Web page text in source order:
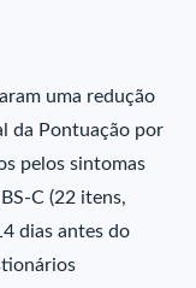
uma redução
da Pontuação por
pelos sintomas
C (22 itens,
dias antes do